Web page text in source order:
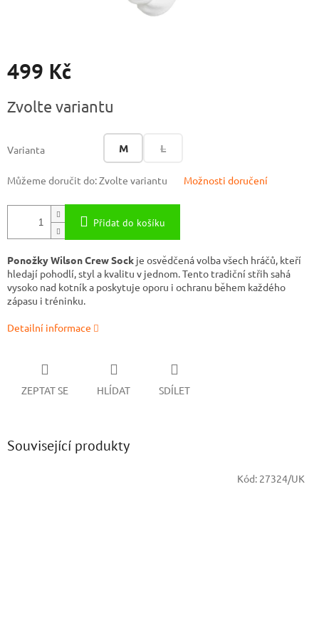
499 Kč
cena:
Zvolte variantu
Varianta M L
Můžeme doručit do:Zvolte variantu Možnosti doručení
Přidat do košíku
Ponožky Wilson Crew Sock je osvědčená volba všech hráčů, kteří
hledají pohodlí, styl a kvalitu v jednom. Tento tradiční střih sahá
vysoko nad kotník a poskytuje oporu i ochranu během každého
zápasu i tréninku.
Detailní informace
ZEPTAT SE HLÍDAT SDÍLET
Související produkty
Kód: 27324/UK